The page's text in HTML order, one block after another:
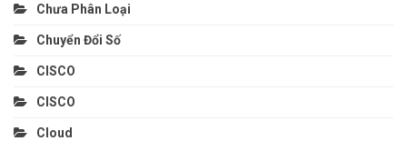
Chưa Phân Loại
Chuyển Đổi Số
CISCO
CISCO
Cloud